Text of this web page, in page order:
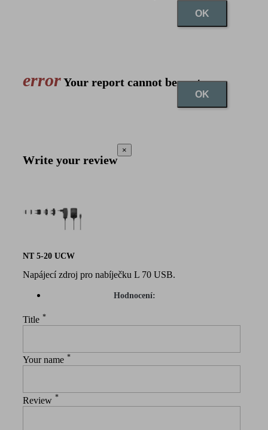
OK
errorYour report cannot be sent
OK
Write your review
×
NT 5-20 UCW
Napájecí zdroj pro nabíječku L 70 USB.
Hodnocení:
Title *
Your name *
Review *